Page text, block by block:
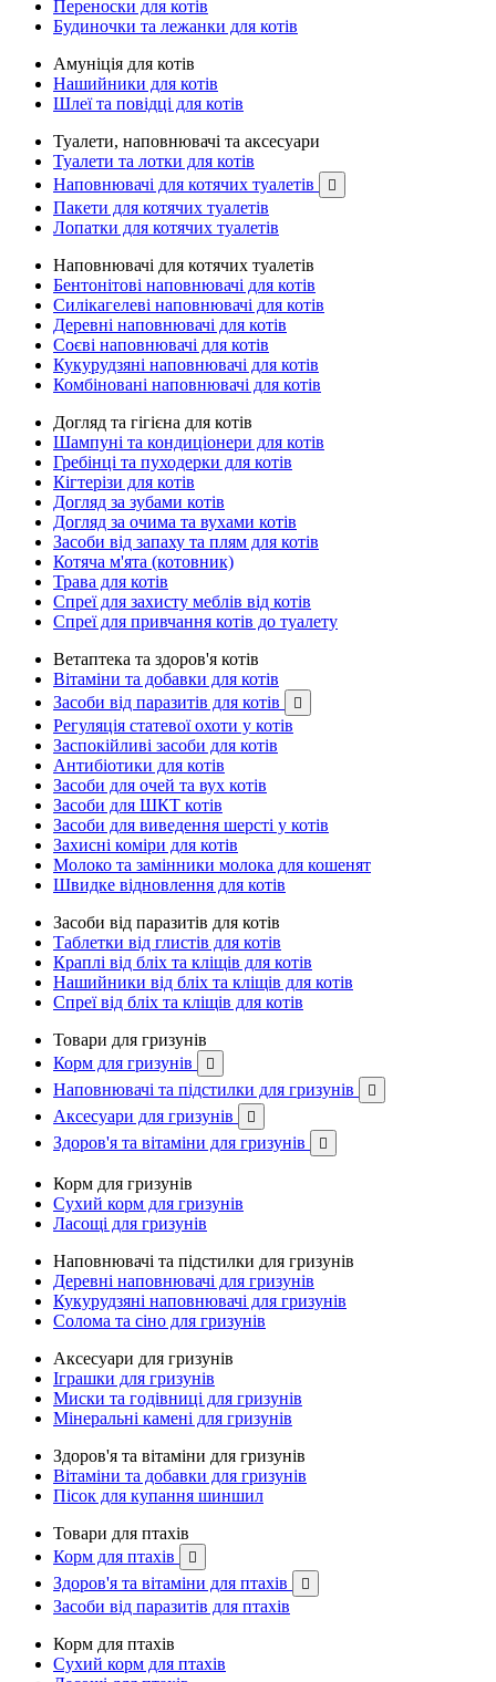
Переноски для котів
Будиночки та лежанки для котів
Амуніція для котів
Нашийники для котів
Шлеї та повідці для котів
Туалети, наповнювачі та аксесуари
Туалети та лотки для котів
Наповнювачі для котячих туалетів

Пакети для котячих туалетів
Лопатки для котячих туалетів
Наповнювачі для котячих туалетів
Бентонітові наповнювачі для котів
Силікагелеві наповнювачі для котів
Деревні наповнювачі для котів
Соєві наповнювачі для котів
Кукурудзяні наповнювачі для котів
Комбіновані наповнювачі для котів
Догляд та гігієна для котів
Шампуні та кондиціонери для котів
Гребінці та пуходерки для котів
Кігтерізи для котів
Догляд за зубами котів
Догляд за очима та вухами котів
Засоби від запаху та плям для котів
Котяча м'ята (котовник)
Трава для котів
Спреї для захисту меблів від котів
Спреї для привчання котів до туалету
Ветаптека та здоров'я котів
Вітаміни та добавки для котів
Засоби від паразитів для котів

Регуляція статевої охоти у котів
Заспокійливі засоби для котів
Антибіотики для котів
Засоби для очей та вух котів
Засоби для ШКТ котів
Засоби для виведення шерсті у котів
Захисні коміри для котів
Молоко та замінники молока для кошенят
Швидке відновлення для котів
Засоби від паразитів для котів
Таблетки від глистів для котів
Краплі від бліх та кліщів для котів
Нашийники від бліх та кліщів для котів
Спреї від бліх та кліщів для котів
Товари для гризунів
Корм для гризунів

Наповнювачі та підстилки для гризунів 
Аксесуари для гризунів 
Здоров'я та вітаміни для гризунів 
Корм для гризунів
Сухий корм для гризунів
Ласощі для гризунів
Наповнювачі та підстилки для гризунів
Деревні наповнювачі для гризунів
Кукурудзяні наповнювачі для гризунів
Солома та сіно для гризунів
Аксесуари для гризунів
Іграшки для гризунів
Миски та годівниці для гризунів
Мінеральні камені для гризунів
Здоров'я та вітаміни для гризунів
Вітаміни та добавки для гризунів
Пісок для купання шиншил
Товари для птахів
Корм для птахів

Здоров'я та вітаміни для птахів 
Засоби від паразитів для птахів
Корм для птахів
Сухий корм для птахів